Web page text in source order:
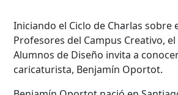
Iniciando el Ciclo de Charlas sobre
Profesores del Campus Creativo,
Alumnos de Diseño invita a
caricaturista, Benjamín Oportot.